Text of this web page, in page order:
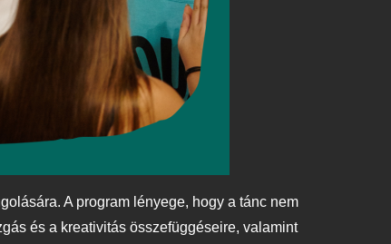
A program lényege, hogy a tánc nem
és a kreativitás összefüggéseire, valamint